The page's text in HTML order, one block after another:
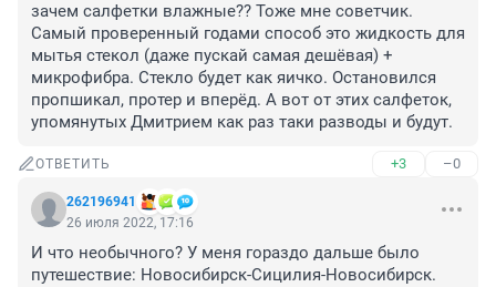
зачем салфетки влажные?? Тоже мне советчик.
Самый проверенный годами способ это жидкость для
мытья стекол (даже пускай самая дешёвая) +
микрофибра. Стекло будет как яичко. Остановился
пропшикал, протер и вперёд. А вот от этих салфеток,
упомянутых Дмитрием как раз таки разводы и будут.
ОТВЕТИТЬ +3 –0
262196941
26 июля 2022, 17:16
И что необычного? У меня гораздо дальше было
путешествие: Новосибирск-Сицилия-Новосибирск.